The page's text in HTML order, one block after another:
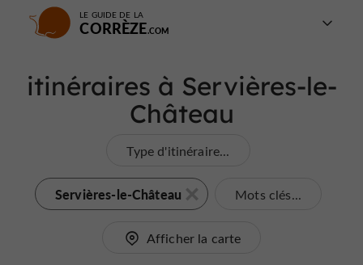
LE GUIDE DE LA
CORRÈZE
itinéraires à Servières-le-
Château
Type d'itinéraire...
Servières-le-Château Mots clés...
Afficher la carte